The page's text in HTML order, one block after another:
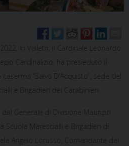
in Velletri, il Cardinale Leonardo
Cardinalizio, ha presieduto il
“Salvo D’Acquisto”, sede del
e Brigadieri dei Carabinieri.
Generale di Divisione Maurizio
Scuola Marescialli e Brigadieri di
Angelo Lorusso, Comandante del